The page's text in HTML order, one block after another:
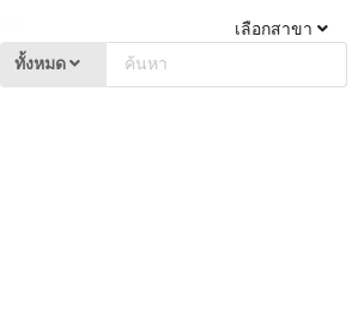
เลือกสาขา
ทั้งหมด